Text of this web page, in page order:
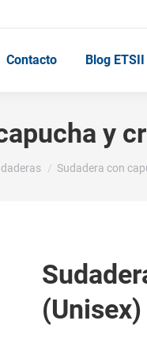
Contacto Blog ETSII
y
Sudadera con
(Unisex)